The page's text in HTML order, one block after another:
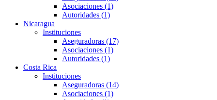
Asociaciones (1)
Autoridades (1)
Nicaragua
Instituciones
Aseguradoras (17)
Asociaciones (1)
Autoridades (1)
Costa Rica
Instituciones
Aseguradoras (14)
Asociaciones (1)